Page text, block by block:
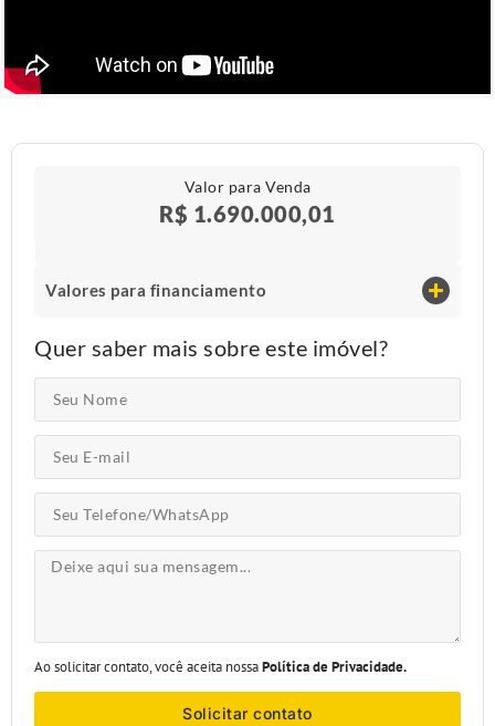
Valor para Venda
R$ 1.690.000,01
Valores para financiamento
Quer saber mais sobre este imóvel?
Ao solicitar contato, você aceita nossaPolítica de Privacidade.
Solicitar contato